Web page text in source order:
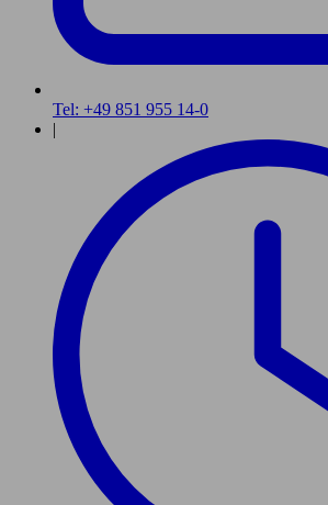
Tel: +49 851 955 14-0
|